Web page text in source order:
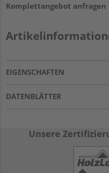
Komplettangebot anfragen
EIGENSCHAFTEN
DATENBLÄTTER
Unsere